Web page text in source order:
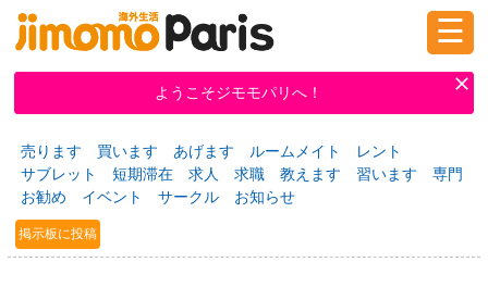
ログイン 新規登録
掲示板 タウン情報 教えて！
ニュース
☰
ようこそジモモパリへ！
売ります 買います あげます ルームメイト
レント
サブレット
短期滞在 求人 求職 教えます 習います
専門
お勧め
イベント サークル お知らせ
掲示板に投稿